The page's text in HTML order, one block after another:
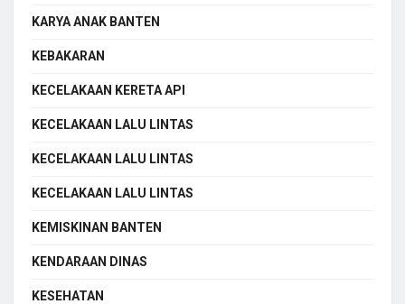
KARYA ANAK BANTEN
KEBAKARAN
KECELAKAAN KERETA API
KECELAKAAN LALU LINTAS
KECELAKAAN LALU LINTAS
KECELAKAAN LALU LINTAS
KEMISKINAN BANTEN
KENDARAAN DINAS
KESEHATAN